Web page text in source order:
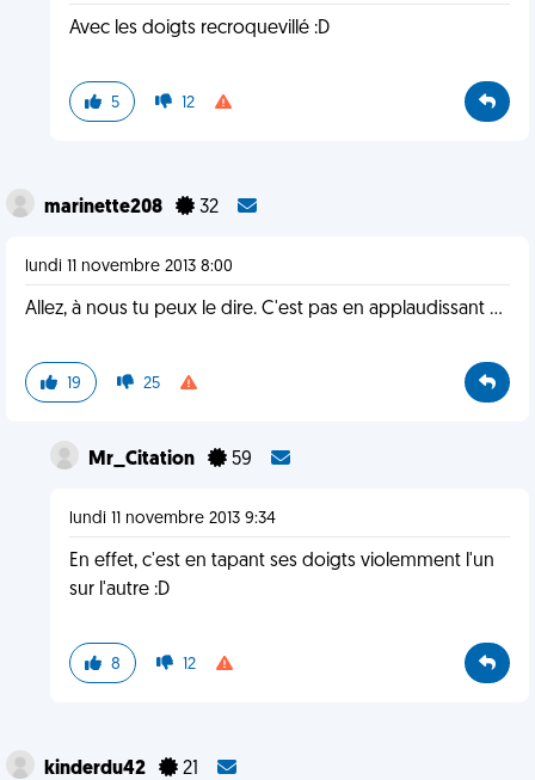
Avec les doigts recroquevillé :D
5 12
marinette208 32
lundi 11 novembre 2013 8:00
Allez, à nous tu peux le dire. C'est pas en applaudissant ...
19 25
Mr_Citation 59
lundi 11 novembre 2013 9:34
En effet, c'est en tapant ses doigts violemment l'un
sur l'autre :D
8 12
kinderdu42 21